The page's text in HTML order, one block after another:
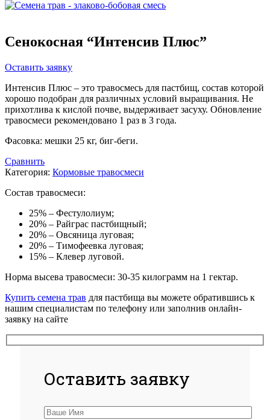
Сенокосная “Интенсив Плюс”
Оставить заявку
Интенсив Плюс – это травосмесь для пастбищ, состав которой
хорошо подобран для различных условий выращивания. Не
прихотлива к кислой почве, выдерживает засуху. Обновление
травосмеси рекомендовано 1 раз в 3 года.
Фасовка: мешки 25 кг, биг-беги.
Сравнить
Категория: Кормовые травосмеси
Состав травосмеси:
25% – Фестулолиум;
20% – Райграс пастбищный;
20% – Овсяница луговая;
20% – Тимофеевка луговая;
15% – Клевер луговой.
Норма высева травосмеси: 30-35 килограмм на 1 гектар.
Купить семена трав для пастбища вы можете обратившись к
нашим специалистам по телефону или заполнив онлайн-
заявку на сайте
Оставить заявку